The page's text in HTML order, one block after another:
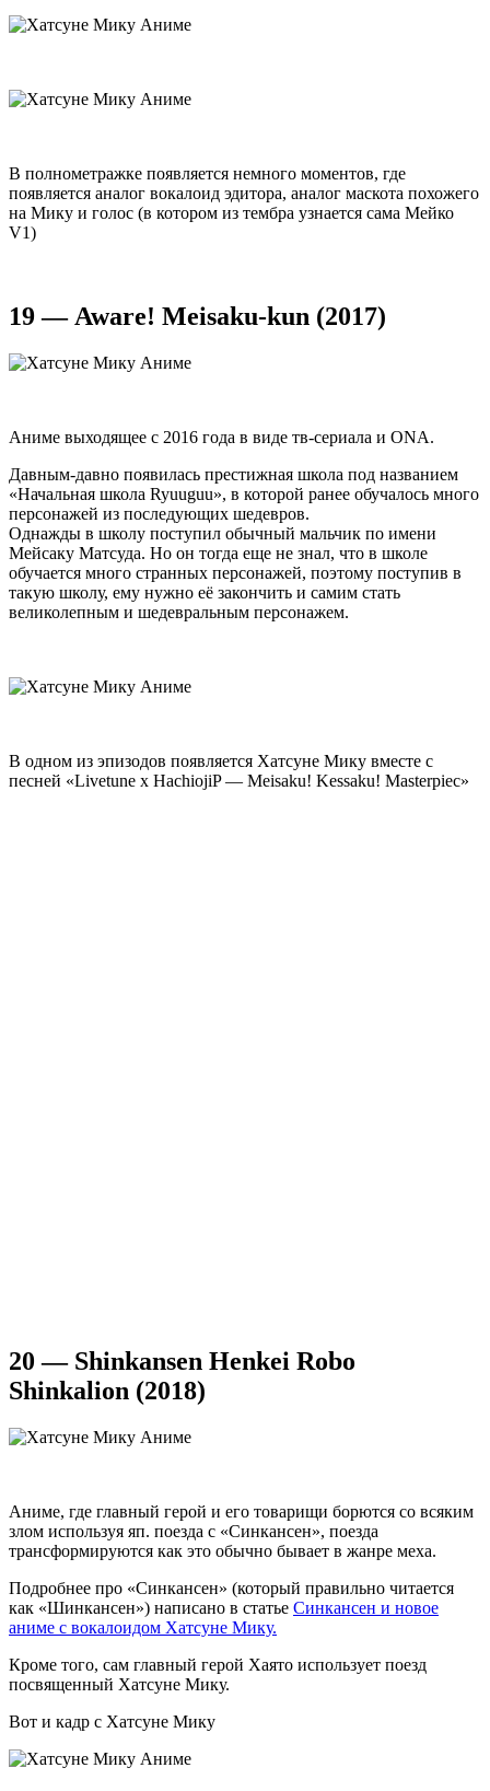
В полнометражке появляется немного моментов, где
появляется аналог вокалоид эдитора, аналог маскота похожего
на Мику и голос (в котором из тембра узнается сама Мейко
V1)
19 — Aware! Meisaku-kun (2017)
Аниме выходящее с 2016 года в виде тв-сериала и ONA.
Давным-давно появилась престижная школа под названием
«Начальная школа Ryuuguu», в которой ранее обучалось много
персонажей из последующих шедевров.
Однажды в школу поступил обычный мальчик по имени
Мейсаку Матсуда. Но он тогда еще не знал, что в школе
обучается много странных персонажей, поэтому поступив в
такую школу, ему нужно её закончить и самим стать
великолепным и шедевральным персонажем.
В одном из эпизодов появляется Хатсуне Мику вместе с
песней «Livetune x HachiojiP — Meisaku! Kessaku! Masterpiec»
20 — Shinkansen Henkei Robo
Shinkalion (2018)
Аниме, где главный герой и его товарищи борются со всяким
злом используя яп. поезда c «Cинкансен», поезда
трансформируются как это обычно бывает в жанре меха.
Подробнее про «Синкансен» (который правильно читается
как «Шинкансен») написано в статье Синкансен и новое
аниме с вокалоидом Хатсуне Мику.
Кроме того, сам главный герой Хаято использует поезд
посвященный Хатсуне Мику.
Вот и кадр с Хатсуне Мику